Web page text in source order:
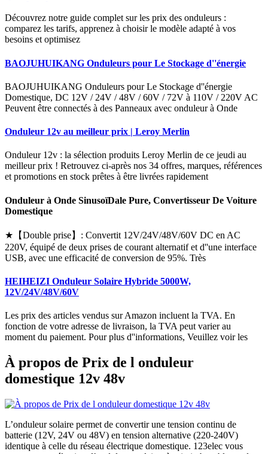
Découvrez notre guide complet sur les prix des onduleurs :
comparez les tarifs, apprenez à choisir le modèle adapté à vos
besoins et optimisez
BAOJUHUIKANG Onduleurs pour Le Stockage d''énergie
BAOJUHUIKANG Onduleurs pour Le Stockage d''énergie
Domestique, DC 12V / 24V / 48V / 60V / 72V à 110V / 220V AC
Peuvent être connectés à des Panneaux avec onduleur à Onde
Onduleur 12v au meilleur prix | Leroy Merlin
Onduleur 12v : la sélection produits Leroy Merlin de ce jeudi au
meilleur prix ! Retrouvez ci-après nos 34 offres, marques, références
et promotions en stock prêtes à être livrées rapidement
Onduleur à Onde SinusoïDale Pure, Convertisseur De Voiture
Domestique
★【Double prise】: Convertit 12V/24V/48V/60V DC en AC
220V, équipé de deux prises de courant alternatif et d''une interface
USB, avec une efficacité de conversion de 95%. Très
HEIHEIZI Onduleur Solaire Hybride 5000W,
12V/24V/48V/60V
Les prix des articles vendus sur Amazon incluent la TVA. En
fonction de votre adresse de livraison, la TVA peut varier au
moment du paiement. Pour plus d''informations, Veuillez voir les
À propos de Prix de l onduleur
domestique 12v 48v
L’onduleur solaire permet de convertir une tension continu de
batterie (12V, 24V ou 48V) en tension alternative (220-240V)
identique à celle du réseau électrique domestique. 123elec vous